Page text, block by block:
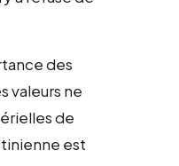
des
valeurs ne
de
est